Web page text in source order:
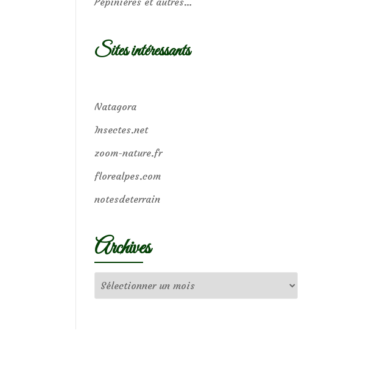
Sites intéressants
Natagora
Insectes.net
zoom-nature.fr
florealpes.com
notesdeterrain
Archives
Archives